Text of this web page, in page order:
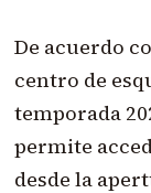
De acuerdo
centro de
temporada
permite
desde la